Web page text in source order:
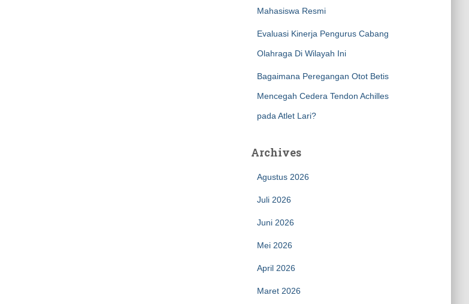
Mahasiswa Resmi
Evaluasi Kinerja Pengurus Cabang
Olahraga Di Wilayah Ini
Bagaimana Peregangan Otot Betis
Mencegah Cedera Tendon Achilles
pada Atlet Lari?
Archives
Agustus 2026
Juli 2026
Juni 2026
Mei 2026
April 2026
Maret 2026